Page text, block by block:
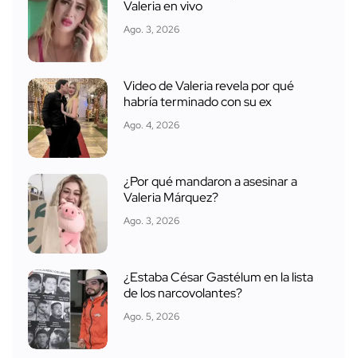
Valeria en vivo
Ago. 3, 2026
Video de Valeria revela por qué
habría terminado con su ex
Ago. 4, 2026
¿Por qué mandaron a asesinar a
Valeria Márquez?
Ago. 3, 2026
¿Estaba César Gastélum en la lista
de los narcovolantes?
Ago. 5, 2026